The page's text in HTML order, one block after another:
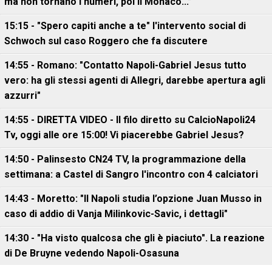
15:15 - "Spero capiti anche a te" l'intervento social di
Schwoch sul caso Roggero che fa discutere
14:55 - Romano: "Contatto Napoli-Gabriel Jesus tutto
vero: ha gli stessi agenti di Allegri, darebbe apertura agli
azzurri"
14:55 - DIRETTA VIDEO - Il filo diretto su CalcioNapoli24
Tv, oggi alle ore 15:00! Vi piacerebbe Gabriel Jesus?
14:50 - Palinsesto CN24 TV, la programmazione della
settimana: a Castel di Sangro l'incontro con 4 calciatori
14:43 - Moretto: "Il Napoli studia l’opzione Juan Musso in
caso di addio di Vanja Milinkovic-Savic, i dettagli"
14:30 - "Ha visto qualcosa che gli è piaciuto". La reazione
di De Bruyne vedendo Napoli-Osasuna